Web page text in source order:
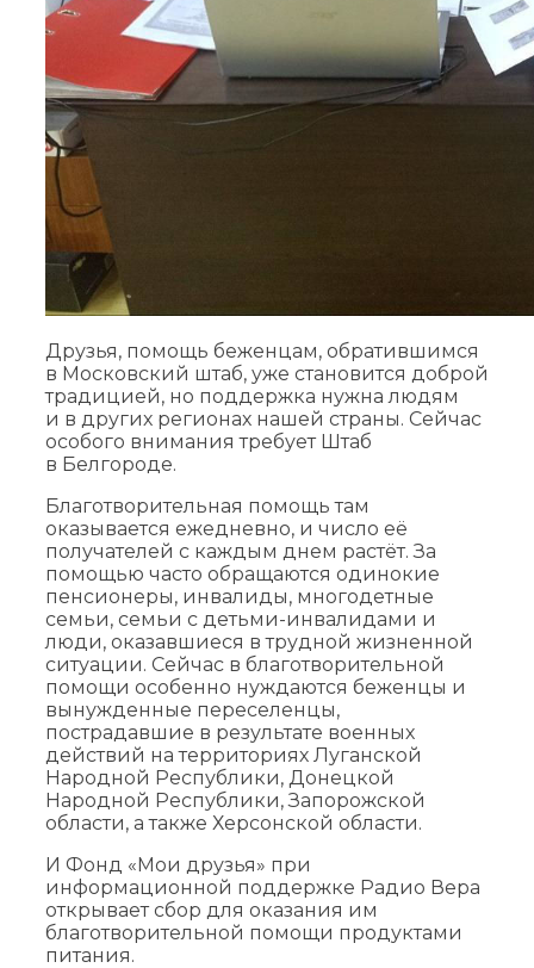
Друзья, помощь беженцам, обратившимся
в Московский штаб, уже становится доброй
традицией, но поддержка нужна людям
и в других регионах нашей страны. Сейчас
особого внимания требует Штаб
в Белгороде.
Благотворительная помощь там
оказывается ежедневно, и число её
получателей с каждым днем растёт. За
помощью часто обращаются одинокие
пенсионеры, инвалиды, многодетные
семьи, семьи с детьми-инвалидами и
люди, оказавшиеся в трудной жизненной
ситуации. Сейчас в благотворительной
помощи особенно нуждаются беженцы и
вынужденные переселенцы,
пострадавшие в результате военных
действий на территориях Луганской
Народной Республики, Донецкой
Народной Республики, Запорожской
области, а также Херсонской области.
И Фонд «Мои друзья» при
информационной поддержке Радио Вера
открывает сбор для оказания им
благотворительной помощи продуктами
питания.